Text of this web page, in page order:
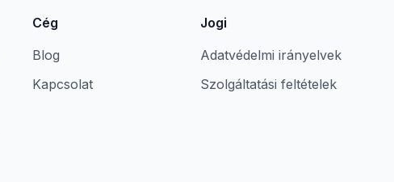
Cég
Blog
Kapcsolat
Jogi
Adatvédelmi irányelvek
Szolgáltatási feltételek